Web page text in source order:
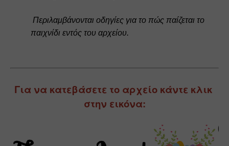
Περιλαμβάνονται οδηγίες για το πώς παίζεται το
παιχνίδι εντός του αρχείου.
Για να κατεβάσετε το αρχείο κάντε κλικ
στην εικόνα: